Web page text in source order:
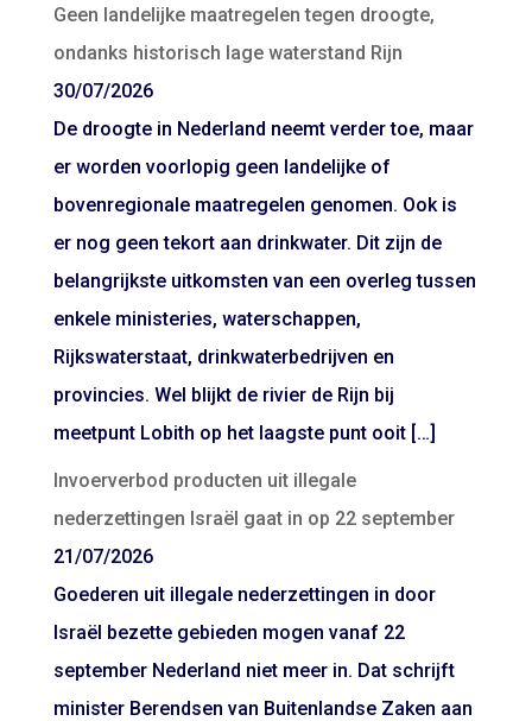
Geen landelijke maatregelen tegen droogte,
ondanks historisch lage waterstand Rijn
30/07/2026
De droogte in Nederland neemt verder toe, maar
er worden voorlopig geen landelijke of
bovenregionale maatregelen genomen. Ook is
er nog geen tekort aan drinkwater. Dit zijn de
belangrijkste uitkomsten van een overleg tussen
enkele ministeries, waterschappen,
Rijkswaterstaat, drinkwaterbedrijven en
provincies. Wel blijkt de rivier de Rijn bij
meetpunt Lobith op het laagste punt ooit […]
Invoerverbod producten uit illegale
nederzettingen Israël gaat in op 22 september
21/07/2026
Goederen uit illegale nederzettingen in door
Israël bezette gebieden mogen vanaf 22
september Nederland niet meer in. Dat schrijft
minister Berendsen van Buitenlandse Zaken aan